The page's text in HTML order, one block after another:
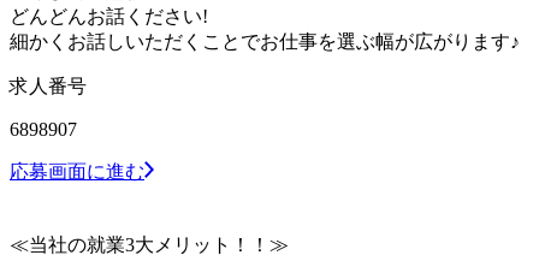
どんどんお話ください!
細かくお話しいただくことでお仕事を選ぶ幅が広がります♪
求人番号
6898907
応募画面に進む
≪当社の就業3大メリット！！≫